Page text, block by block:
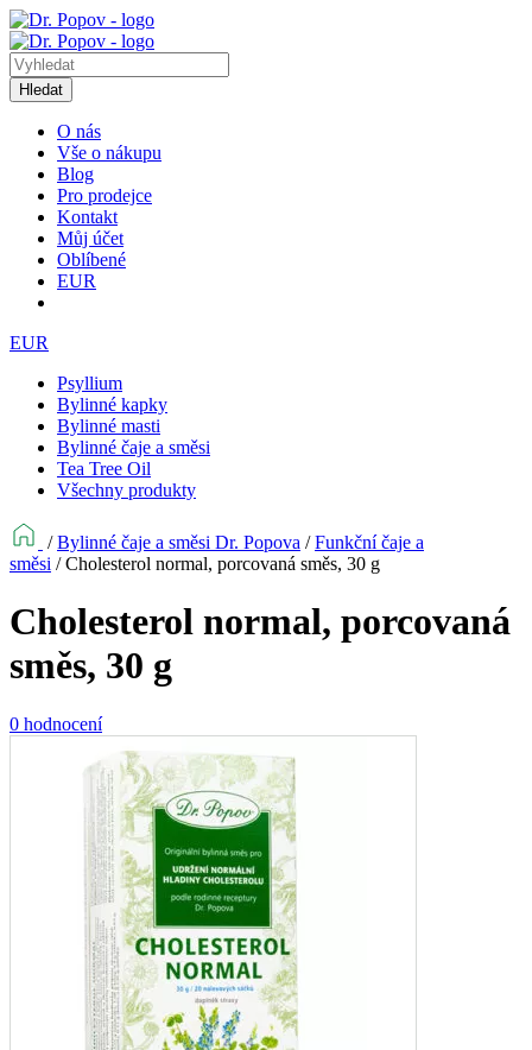
Hledat
O nás
Vše o nákupu
Blog
Pro prodejce
Kontakt
Můj účet
Oblíbené
EUR
EUR
Psyllium
Bylinné kapky
Bylinné masti
Bylinné čaje a směsi
Tea Tree Oil
Všechny produkty
/Bylinné čaje a směsi Dr. Popova /Funkční čaje a
směsi /Cholesterol normal, porcovaná směs, 30 g
Cholesterol normal, porcovaná
směs, 30 g
0 hodnocení